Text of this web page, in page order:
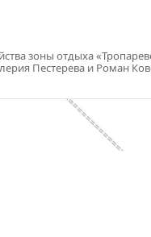
зоны отдыха
Пестерева и Роман